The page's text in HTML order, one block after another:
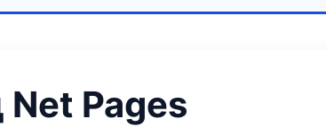
Net Pages